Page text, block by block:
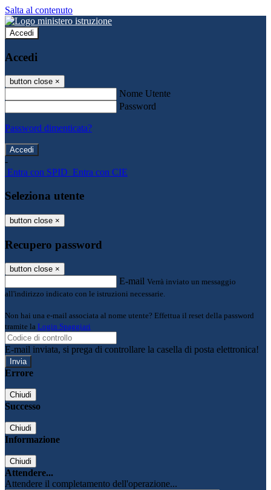
Salta al contenuto
Accedi
Accedi
button close ×
Nome Utente
Password
Password dimenticata?
-
Entra con SPID Entra con CIE
Seleziona utente
button close ×
Recupero password
button close ×
E-mail Verrà inviato un messaggio
all'indirizzo indicato con le istruzioni necessarie.
Non hai una e-mail associata al nome utente? Effettua il reset della password
tramite la Login Spaggiari
E-mail inviata, si prega di controllare la casella di posta elettronica!
Errore
Chiudi
Successo
Chiudi
Informazione
Chiudi
Attendere...
Attendere il completamento dell'operazione...